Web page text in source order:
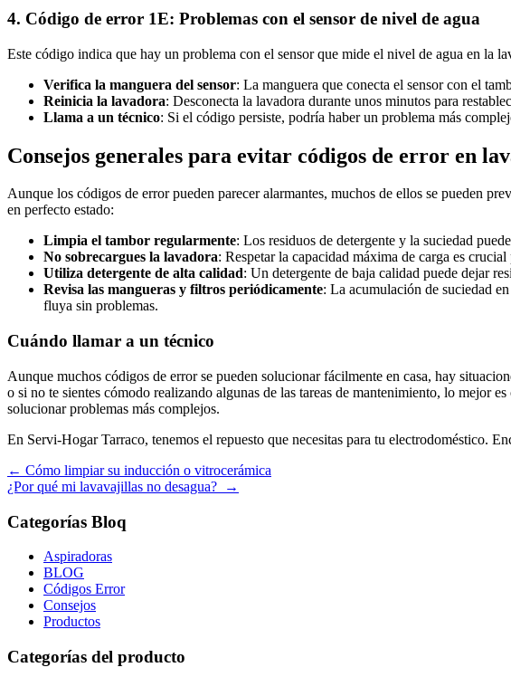
4. Código de error 1E: Problemas con el sensor de nivel de agua
Este código indica que hay un problema con el sensor que mide el nivel de agua en la
Verifica la manguera del sensor: La manguera que conecta el sensor con el
Reinicia la lavadora: Desconecta la lavadora durante unos minutos para
Llama a un técnico: Si el código persiste, podría haber un problema más
Consejos generales para evitar códigos de error en
Aunque los códigos de error pueden parecer alarmantes, muchos de ellos se pueden
en perfecto estado:
Limpia el tambor regularmente: Los residuos de detergente y la suciedad
No sobrecargues la lavadora: Respetar la capacidad máxima de carga es
Utiliza detergente de alta calidad: Un detergente de baja calidad puede dejar
Revisa las mangueras y filtros periódicamente: La acumulación de suciedad
fluya sin problemas.
Cuándo llamar a un técnico
Aunque muchos códigos de error se pueden solucionar fácilmente en casa, hay
o si no te sientes cómodo realizando algunas de las tareas de mantenimiento, lo mejor
solucionar problemas más complejos.
En Servi-Hogar Tarraco, tenemos el repuesto que necesitas para tu electrodoméstico.
Navegación
de
entradas
← Cómo limpiar su inducción o vitrocerámica
¿Por qué mi lavavajillas no desagua?
→
Categorías Bloq
Aspiradoras
BLOG
Códigos Error
Consejos
Productos
Categorías del producto